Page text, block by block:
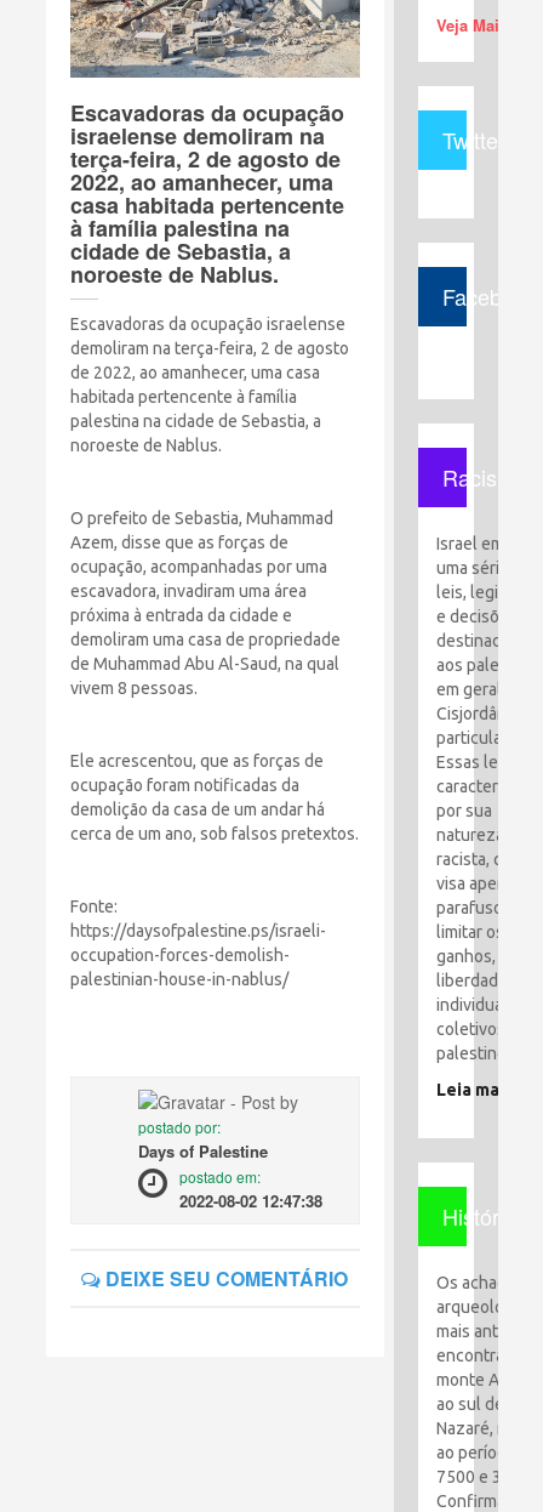
Escavadoras da ocupação
israelense demoliram na
terça-feira, 2 de agosto de
2022, ao amanhecer, uma
casa habitada pertencente
à família palestina na
cidade de Sebastia, a
noroeste de Nablus.
Escavadoras da ocupação israelense
demoliram na terça-feira, 2 de agosto
de 2022, ao amanhecer, uma casa
habitada pertencente à família
palestina na cidade de Sebastia, a
noroeste de Nablus.
O prefeito de Sebastia, Muhammad
Azem, disse que as forças de
ocupação, acompanhadas por uma
escavadora, invadiram uma área
próxima à entrada da cidade e
demoliram uma casa de propriedade
de Muhammad Abu Al-Saud, na qual
vivem 8 pessoas.
Ele acrescentou, que as forças de
ocupação foram notificadas da
demolição da casa de um andar há
cerca de um ano, sob falsos pretextos.
Fonte:
https://daysofpalestine.ps/israeli-
occupation-forces-demolish-
palestinian-house-in-nablus/
postado por:
Days of Palestine
postado em:
2022-08-02 12:47:38
DEIXE SEU COMENTÁRIO
Veja Mais (+)
Twitter
Facebook
Racismo
Israel emitiu
uma série de
leis,
e decisões
destinadas
aos
em geral e à
Cisjordânia
particular.
Essas leis são
por sua
natureza
racista, que
visa apertar
parafusos e
limitar os
ganhos,
liberdades
individuais e
coletivos dos
palestinos.
Leia mais
História
Os achados
arqueológicos
mais antigos
encontrados
monte Al-
ao sul de
Nazaré,
ao período
7500 e 3100
Confirma que